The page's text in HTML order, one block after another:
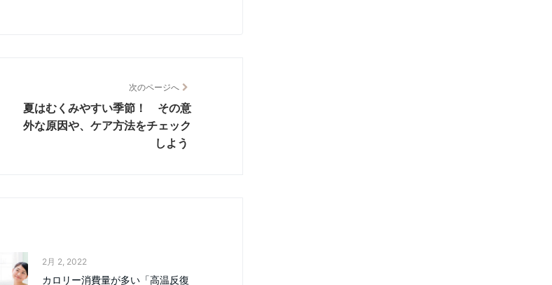
次のページへ
夏はむくみやすい季節！ その意
外な原因や、ケア方法をチェック
しよう
2月 2, 2022
カロリー消費量が多い「高温反復